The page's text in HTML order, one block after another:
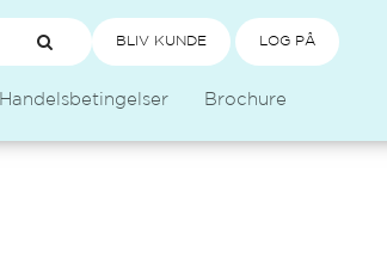
BLIV KUNDE LOG PÅ
Handelsbetingelser Brochure